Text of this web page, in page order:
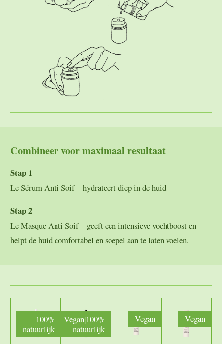
Combineer voor maximaal resultaat
Stap 1
Le Sérum Anti Soif – hydrateert diep in de huid.
Stap 2
Le Masque Anti Soif – geeft een intensieve vochtboost en
helpt de huid comfortabel en soepel aan te laten voelen.
100%
natuurlijk
Vegan|100%
natuurlijk
Vegan Vegan